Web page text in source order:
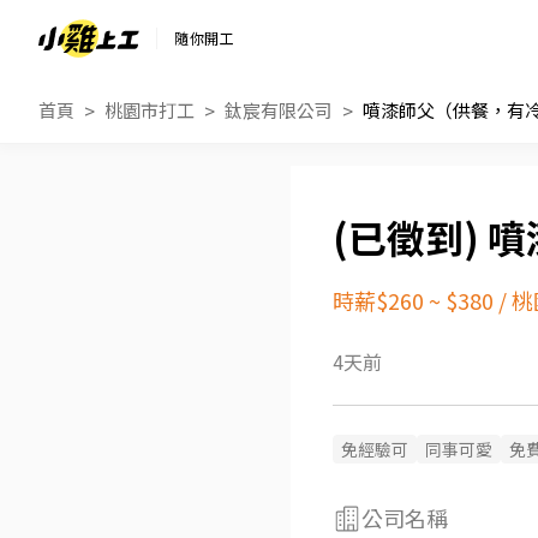
隨你開工
首頁 桃園市打工 鈦宸有限公司 噴漆師父（供餐，有
噴
時薪$260 ~ $380 /
4天前
免經驗可 同事可愛 免
公司名稱